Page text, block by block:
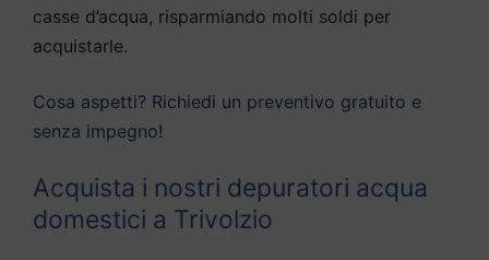
casse d’acqua, risparmiando molti soldi per
acquistarle.
Cosa aspetti? Richiedi un preventivo gratuito e
senza impegno!
Acquista i nostri depuratori acqua
domestici a Trivolzio